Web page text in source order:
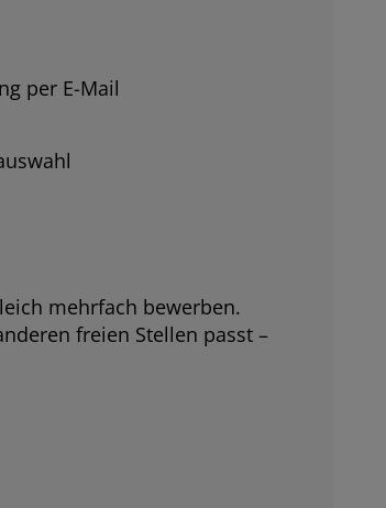
per E-Mail
mehrfach bewerben.
freien Stellen passt –